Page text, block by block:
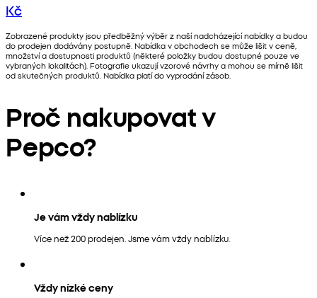
Kč
Zobrazené produkty jsou předběžný výběr z naší nadcházející nabídky a budou
do prodejen dodávány postupně. Nabídka v obchodech se může lišit v ceně,
množství a dostupnosti produktů (některé položky budou dostupné pouze ve
vybraných lokalitách). Fotografie ukazují vzorové návrhy a mohou se mírně lišit
od skutečných produktů. Nabídka platí do vyprodání zásob.
Proč nakupovat v
Pepco?
Je vám vždy nablízku
Více než 200 prodejen. Jsme vám vždy nablízku.
Vždy nízké ceny